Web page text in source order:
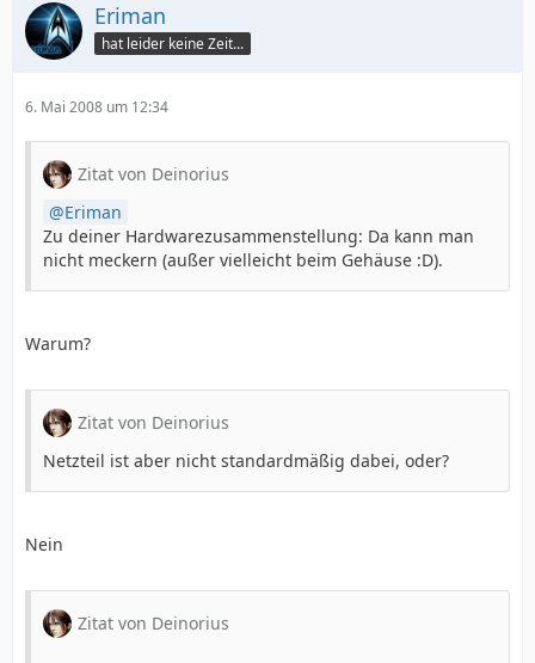
Eriman
hat leider keine Zeit...
6. Mai 2008 um 12:34
Zitat von Deinorius
Eriman
Zu deiner Hardwarezusammenstellung: Da kann man
nicht meckern (außer vielleicht beim Gehäuse :D).
Warum?
Zitat von Deinorius
Netzteil ist aber nicht standardmäßig dabei, oder?
Nein
Zitat von Deinorius